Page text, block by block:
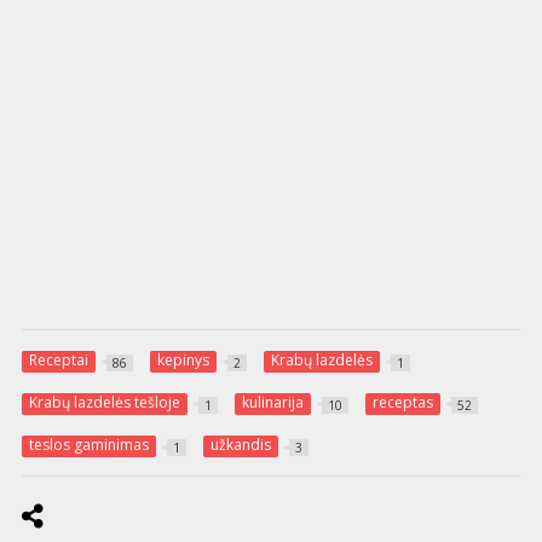
Receptai 86 kepinys 2 Krabų lazdelės 1
Krabų lazdelės tešloje 1 kulinarija 10 receptas 52
teslos gaminimas 1 užkandis 3